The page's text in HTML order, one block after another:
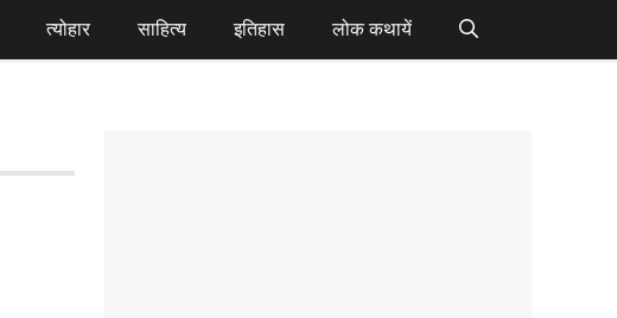
त्योहार साहित्य इतिहास लोक कथायें